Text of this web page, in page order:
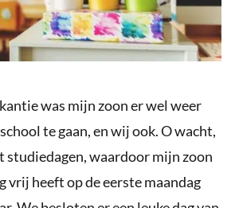
was mijn zoon er wel weer
te gaan, en wij ook. O wacht,
studiedagen, waardoor mijn zoon
vrij heeft op de eerste maandag